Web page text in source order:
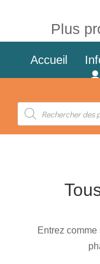
Plus
Accueil
Recherche
produits
Entrez